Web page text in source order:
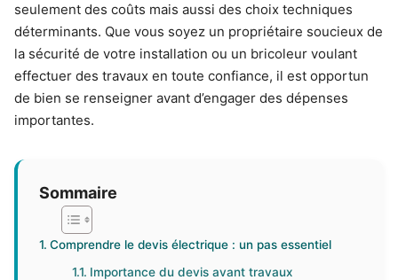
seulement des coûts mais aussi des choix techniques
déterminants. Que vous soyez un propriétaire soucieux de
la sécurité de votre installation ou un bricoleur voulant
effectuer des travaux en toute confiance, il est opportun
de bien se renseigner avant d’engager des dépenses
importantes.
Sommaire
Comprendre le devis électrique : un pas essentiel
Importance du devis avant travaux